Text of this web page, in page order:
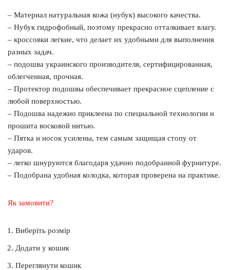
– Материал натуральная кожа (нубук) высокого качества.
– Нубук гидрофобный, поэтому прекрасно отталкивает влагу.
– кроссовки легкие, что делает их удобными для выполнения
разных задач.
– подошва украинского производителя, сертифицированная,
облегченная, прочная.
– Протектор подошвы обеспечивает прекрасное сцепление с
любой поверхностью.
– Подошва надежно приклеена по специальной технологии и
прошита восковой нитью.
– Пятка и носок усилены, тем самым защищая стопу от
ударов.
– легко шнуруются благодаря удачно подобранной фурнитуре.
– Подобрана удобная колодка, которая проверена на практике.
Як замовити?
Виберіть розмір
Додати у кошик
Переглянути кошик